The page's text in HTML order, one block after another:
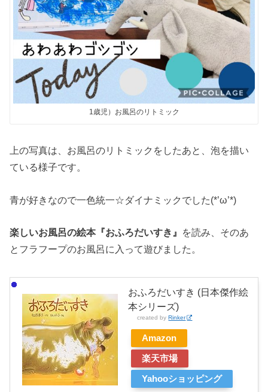
1歳児）お風呂のリトミック
上の写真は、お風呂のリトミックをしたあと、泡を描い
ている様子です。
青が好きなので一色統一☆ダイナミックでした(*’ω’*)
楽しいお風呂の絵本『おふろだいすき』 を読み、そのあ
とフラフープのお風呂に入って遊びました。
おふろだいすき (日本傑作絵
本シリーズ)
created byRinker
Amazon
楽天市場
Yahooショッピング